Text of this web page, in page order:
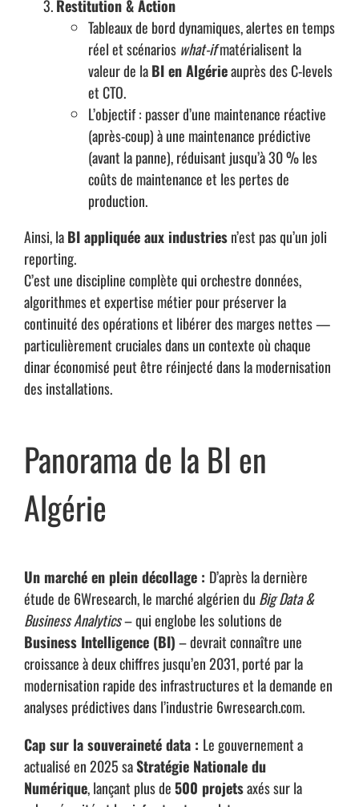
Restitution & Action
Tableaux de bord dynamiques, alertes en temps
réel et scénarios what-ifmatérialisent la
valeur de laBI en Algérieauprès des C-levels
et CTO.
L’objectif : passer d’une maintenance réactive
(après-coup) à une maintenance prédictive
(avant la panne), réduisant jusqu’à 30 % les
coûts de maintenance et les pertes de
production.
Ainsi, laBI appliquée aux industriesn’est pas qu’un joli
reporting.
C’est une discipline complète qui orchestre données,
algorithmes et expertise métier pour préserver la
continuité des opérations et libérer des marges nettes —
particulièrement cruciales dans un contexte où chaque
dinar économisé peut être réinjecté dans la modernisation
des installations.
Panorama de la BI en
Algérie
Un marché en plein décollage : D’après la dernière
étude de 6Wresearch, le marché algérien du Big Data &
Business Analytics– qui englobe les solutions de
Business Intelligence (BI)– devrait connaître une
croissance à deux chiffres jusqu’en 2031, porté par la
modernisation rapide des infrastructures et la demande en
analyses prédictives dans l’industrie 6wresearch.com.
Cap sur la souveraineté data : Le gouvernement a
actualisé en 2025 saStratégie Nationale du
Numérique, lançant plus de500 projetsaxés sur la